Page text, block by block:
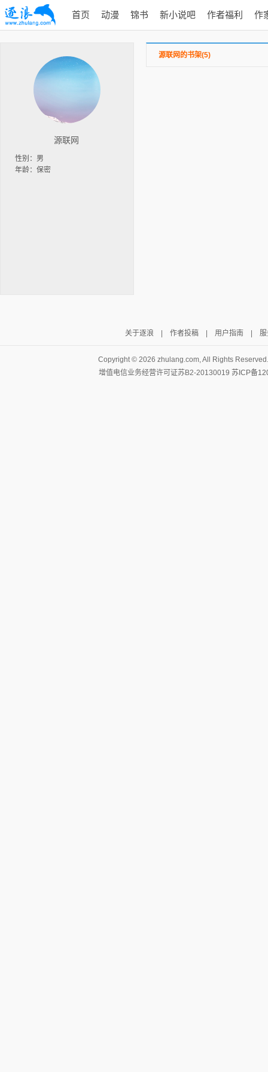
首页 动漫 锦书 新小说吧 作者福利 作
源联网
性别：男
年龄：保密
源联网的书架(5)
关于逐浪 作者投稿| 用户指南 服
Copyright © 2026 zhulang.com, All Rights
增值电信业务经营许可证苏B2-20130019 苏ICP备